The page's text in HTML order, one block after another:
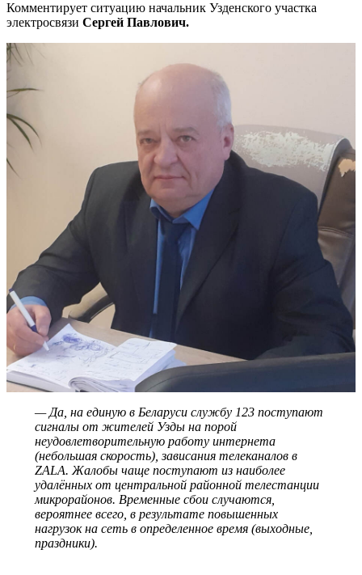
Комментирует ситуацию начальник Узденского участка
электросвязи Сергей Павлович.
— Да, на единую в Беларуси службу 123 поступают
сигналы от жителей Узды на порой
неудовлетворительную работу интернета
(небольшая скорость), зависания телеканалов в
ZALA. Жалобы чаще поступают из наиболее
удалённых от центральной районной телестанции
микрорайонов. Временные сбои случаются,
вероятнее всего, в результате повышенных
нагрузок на сеть в определенное время (выходные,
праздники).